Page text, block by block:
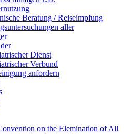
Beratung / Reiseimpfung
aller
Dienst
Verbund
anfordern
on the Elemination of All